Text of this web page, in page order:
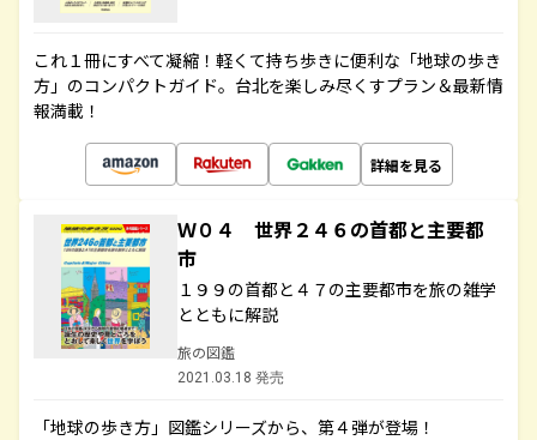
これ１冊にすべて凝縮！軽くて持ち歩きに便利な「地球の歩き
方」のコンパクトガイド。台北を楽しみ尽くすプラン＆最新情
報満載！
詳細を見る
Ｗ０４ 世界２４６の首都と主要都
市
１９９の首都と４７の主要都市を旅の雑学
とともに解説
旅の図鑑
2021.03.18 発売
「地球の歩き方」図鑑シリーズから、第４弾が登場！